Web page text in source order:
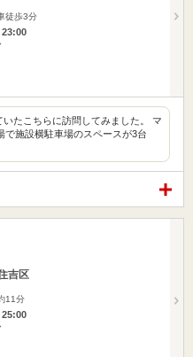
徒歩3分
23:00
たこちらに訪問してみました。 マ
で施設横駐車場のスペースが3台
吉区
11分
25:00